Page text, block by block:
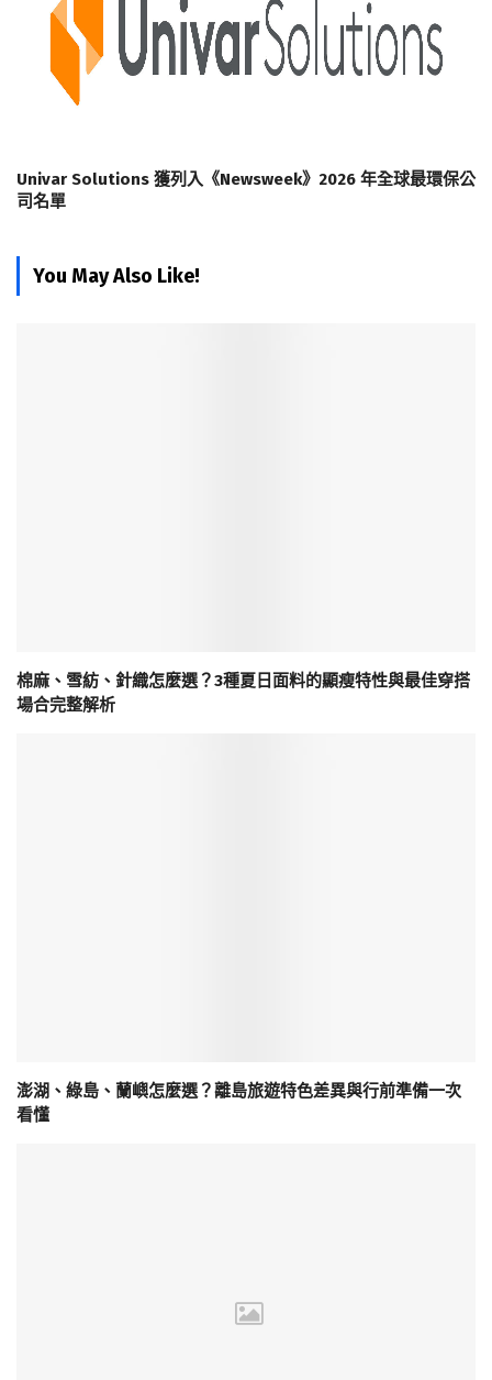
Univar Solutions 獲列入《Newsweek》2026 年全球最環保公
司名單
You May Also Like!
棉麻、雪紡、針織怎麼選？3種夏日面料的顯瘦特性與最佳穿搭
場合完整解析
澎湖、綠島、蘭嶼怎麼選？離島旅遊特色差異與行前準備一次
看懂